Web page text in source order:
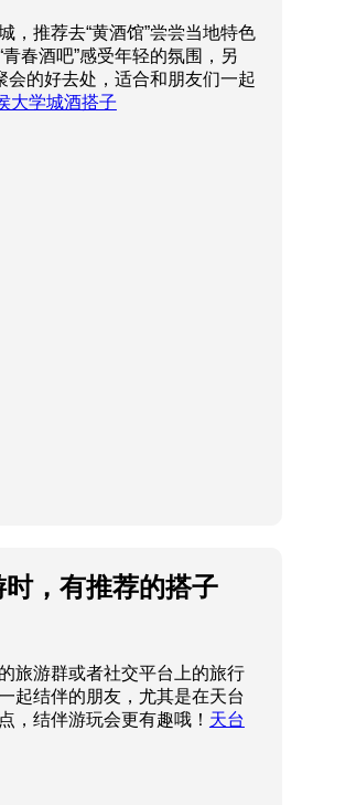
，推荐去“黄酒馆”尝尝当地特色
春酒吧”感受年轻的氛围，另
会的好去处，适合和朋友们一起
大学城酒搭子
，有推荐的搭子
旅游群或者社交平台上的旅行
起结伴的朋友，尤其是在天台
，结伴游玩会更有趣哦！ 天台